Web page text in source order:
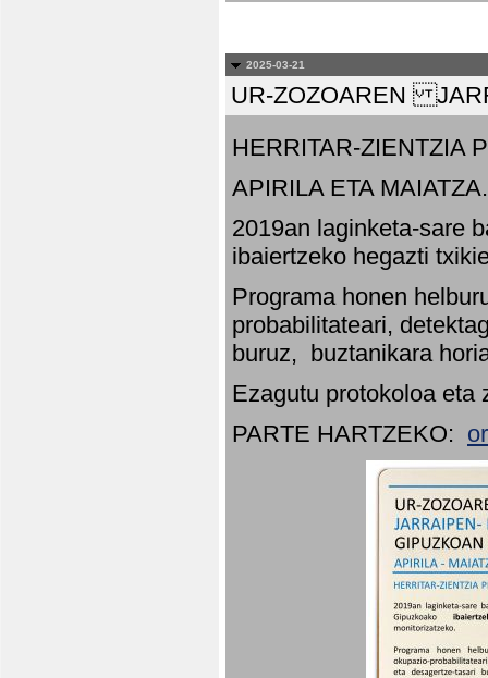
2025-03-21
UR-ZOZOAREN
HERRITAR-ZIENTZIA
APIRILA ETA MAIATZA.
2019an laginketa-sare
ibaiertzeko hegazti
Programa honen
probabilitateari,
buruz, buztanikara
Ezagutu protokoloa eta
PARTE HARTZEKO: